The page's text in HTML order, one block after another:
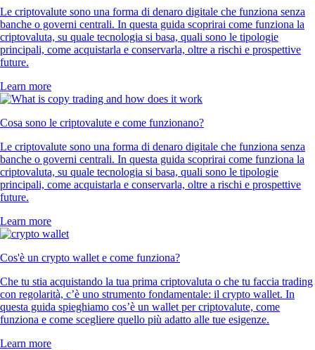
Le criptovalute sono una forma di denaro digitale che funziona senza
banche o governi centrali. In questa guida scoprirai come funziona la
criptovaluta, su quale tecnologia si basa, quali sono le tipologie
principali, come acquistarla e conservarla, oltre a rischi e prospettive
future.
Learn more
Cosa sono le criptovalute e come funzionano?
Le criptovalute sono una forma di denaro digitale che funziona senza
banche o governi centrali. In questa guida scoprirai come funziona la
criptovaluta, su quale tecnologia si basa, quali sono le tipologie
principali, come acquistarla e conservarla, oltre a rischi e prospettive
future.
Learn more
Cos'è un crypto wallet e come funziona?
Che tu stia acquistando la tua prima criptovaluta o che tu faccia trading
con regolarità, c’è uno strumento fondamentale: il crypto wallet. In
questa guida spieghiamo cos’è un wallet per criptovalute, come
funziona e come scegliere quello più adatto alle tue esigenze.
Learn more